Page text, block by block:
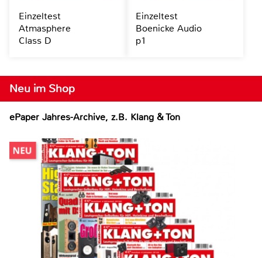
Neu im Shop
ePaper Jahres-Archive, z.B. Klang & Ton
Einzeltest
Atmasphere
Class D
Einzeltest
Boenicke Audio
p1